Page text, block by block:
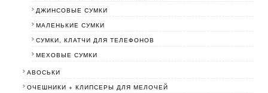
ДЖИНСОВЫЕ СУМКИ
МАЛЕНЬКИЕ СУМКИ
СУМКИ, КЛАТЧИ ДЛЯ ТЕЛЕФОНОВ
МЕХОВЫЕ СУМКИ
АВОСЬКИ
ОЧЕШНИКИ + КЛИПСЕРЫ ДЛЯ МЕЛОЧЕЙ